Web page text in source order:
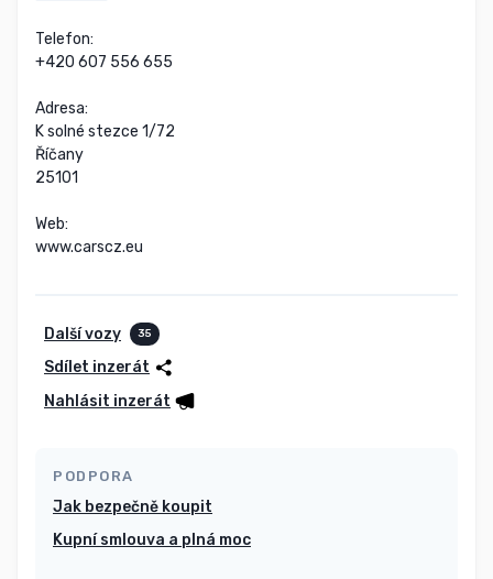
Telefon:
+420 607 556 655
Adresa:
K solné stezce 1/72
Říčany
25101
Web:
www.carscz.eu
Další vozy 35
Sdílet inzerát
Nahlásit inzerát
PODPORA
Jak bezpečně koupit
Kupní smlouva a plná moc